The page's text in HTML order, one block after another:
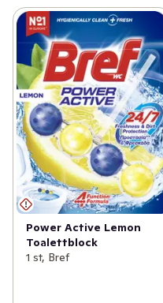
Power Active Lemon
Toalettblock
1 st, Bref